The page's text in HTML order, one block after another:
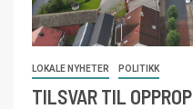
LOKALE NYHETER POLITIKK
TILSVAR TIL